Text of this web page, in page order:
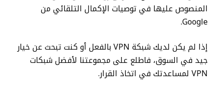
المنصوص عليها في توصيات الإكمال التلقائي من
Google.
إذا لم يكن لديك شبكة VPN بالفعل أو كنت تبحث عن خيار
جيد في السوق، فاطلع على مجموعتنا لأفضل شبكات
VPN لمساعدتك في اتخاذ القرار.